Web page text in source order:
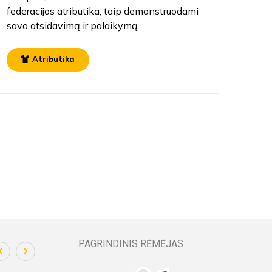
federacijos atributika, taip demonstruodami
savo atsidavimą ir palaikymą.
Atributika
PAGRINDINIS RĖMĖJAS